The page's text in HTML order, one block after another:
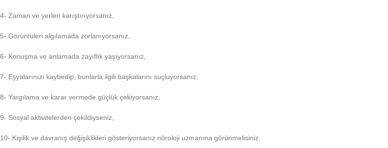
4- Zaman ve yerleri karıştırıyorsanız,
5- Görüntüleri algılamada zorlanıyorsanız,
6- Konuşma ve anlamada zayıflık yaşıyorsanız,
7- Eşyalarınızı kaybedip, bunlarla ilgili başkalarını suçluyorsanız,
8- Yargılama ve karar vermede güçlük çekiyorsanız,
9- Sosyal aktivitelerden çekildiyseniz,
10- Kişilik ve davranış değişiklikleri gösteriyorsanız nöroloji uzmanına görünmelisiniz.